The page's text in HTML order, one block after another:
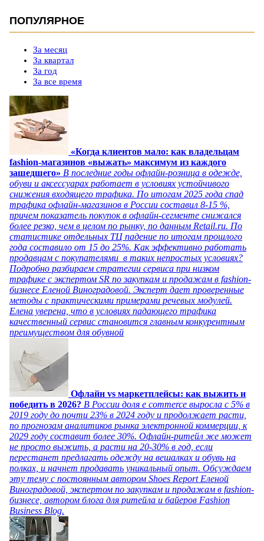
ПОПУЛЯРНОЕ
За месяц
За квартал
За год
За все время
«Когда клиентов мало: как владельцам
fashion-магазинов «выжать» максимум из каждого
зашедшего» В последние годы офлайн-розница в одежде,
обуви и аксессуарах работает в условиях устойчивого
снижения входящего трафика. По итогам 2025 года спад
трафика офлайн-магазинов в России составил 8-15 %,
причем показатель покупок в офлайн-сегменте снижался
более резко, чем в целом по рынку, по данным Retail.ru. По
статистике отдельных ТЦ падение по итогам прошлого
года составило от 15 до 25%. Как эффективно работать
продавцам с покупателями в таких непростых условиях?
Подробно разбираем стратегии сервиса при низком
трафике с экспертом SR по закупкам и продажам в fashion-
бизнесе Еленой Виноградовой. Эксперт дает проверенные
методы с практическими примерами речевых модулей.
Елена уверена, что в условиях падающего трафика
качественный сервис становится главным конкурентным
преимуществом для обувной
Офлайн vs маркетплейсы: как выжить и
победить в 2026? В России доля e commerce выросла с 5% в
2019 году до почти 23% в 2024 году и продолжает расти,
по прогнозам аналитиков рынка электронной коммерции, к
2029 году составит более 30%. Офлайн-ритейл же может
не просто выжить, а расти на 20-30% в год, если
перестанет предлагать одежду на вешалках и обувь на
полках, и начнет продавать уникальный опыт. Обсуждаем
эту тему с постоянным автором Shoes Report Еленой
Виноградовой, экспертом по закупкам и продажам в fashion-
бизнесе, автором блога для ритейла и байеров Fashion
Business Blog.